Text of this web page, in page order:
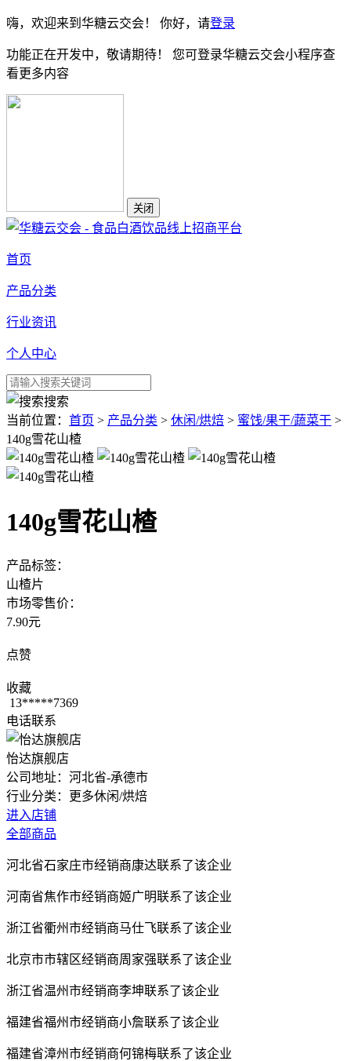
嗨，欢迎来到华糖云交会！ 你好，请登录
功能正在开发中，敬请期待！ 您可登录华糖云交会小程序查
看更多内容
关闭
首页
产品分类
行业资讯
个人中心
搜索
当前位置： 首页 > 产品分类 > 休闲/烘焙 > 蜜饯/果干/蔬菜干 >
140g雪花山楂
140g雪花山楂
产品标签：
山楂片
市场零售价：
7.90元
点赞
收藏
13*****7369
电话联系
怡达旗舰店
公司地址：河北省-承德市
行业分类：
更多休闲/烘焙
进入店铺
全部商品
河北省石家庄市经销商康达联系了该企业
河南省焦作市经销商姬广明联系了该企业
浙江省衢州市经销商马仕飞联系了该企业
北京市市辖区经销商周家强联系了该企业
浙江省温州市经销商李坤联系了该企业
福建省福州市经销商小詹联系了该企业
福建省漳州市经销商何锦梅联系了该企业